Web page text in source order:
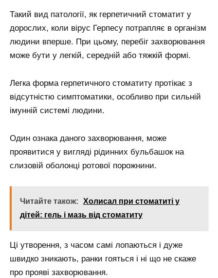
Такий вид патології, як герпетичний стоматит у
дорослих, коли вірус Герпесу потрапляє в організм
людини вперше. При цьому, перебіг захворювання
може бути у легкій, середній або тяжкій формі.
Легка форма герпетичного стоматиту протікає з
відсутністю симптоматики, особливо при сильній
імунній системі людини.
Один ознака даного захворювання, може
проявитися у вигляді рідинних бульбашок на
слизовій оболонці ротової порожнини.
Читайте також:
Холисал при стоматиті у
дітей: гель і мазь від стоматиту
Ці утворення, з часом самі лопаються і дуже
швидко зникають, ранки гояться і ні що не скаже
про прояві захворювання.